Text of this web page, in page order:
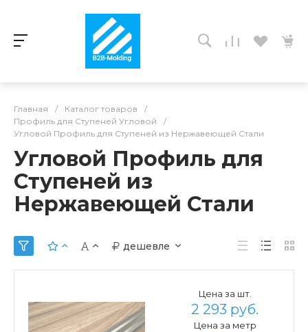
Главная / Каталог товаров
/
Профиль для Ступеней Угловой
/
Угловой Профиль для Ступеней из Нержавеющей Стали
Угловой Профиль для
Ступеней из
Нержавеющей Стали
дешевле
Цена за шт.
2 293 руб.
Цена за метр